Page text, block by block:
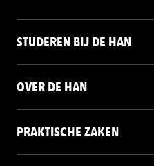
STUDEREN BIJ DE HAN
OVER DE HAN
PRAKTISCHE ZAKEN